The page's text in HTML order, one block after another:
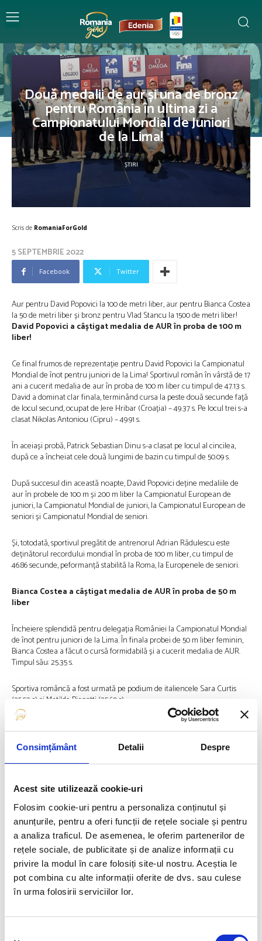
Consimțământ Detalii Despre
Acest site utilizează cookie-uri
Folosim cookie-uri pentru a personaliza conținutul și
anunțurile, pentru a oferi funcții de rețele sociale și pentru
a analiza traficul. De asemenea, le oferim partenerilor de
rețele sociale, de publicitate și de analize informații cu
privire la modul în care folosiți site-ul nostru. Aceștia le
pot combina cu alte informații oferite de dvs. sau culese
în urma folosirii serviciilor lor.
Două medalii de aur și una de bronz
pentru România în ultima zi a
Campionatului Mondial de Juniori
de la Lima!
ȘTIRI
Scris de RomaniaForGold
5 SEPTEMBRIE 2022
Facebook Twitter
Aur pentru David Popovici la 100 de metri liber, aur pentru Bianca Costea
la 50 de metri liber și bronz pentru Vlad Stancu la 1500 de metri liber!
David Popovici a câștigat medalia de AUR în proba de 100 m
liber!
Ce final frumos de reprezentație pentru David Popovici la Campionatul
Mondial de înot pentru juniori de la Lima! Sportivul român în vârstă de 17
ani a cucerit medalia de aur în proba de 100 m liber cu timpul de 47.13 s.
David a dominat clar finala, terminând cursa la peste două secunde față
de locul secund, ocupat de Jere Hribar (Croația) – 49.37 s. Pe locul trei s-a
clasat Nikolas Antoniou (Cipru) – 49.91 s.
În aceiași probă, Patrick Sebastian Dinu s-a clasat pe locul al cincilea,
după ce a încheiat cele două lungimi de bazin cu timpul de 50.09 s.
După succesul din această noapte, David Popovici deține medaliile de
aur în probele de 100 m și 200 m liber la Campionatul European de
juniori, la Campionatul Mondial de juniori, la Campionatul European de
seniori și Campionatul Mondial de seniori.
Și, totodată, sportivul pregătit de antrenorul Adrian Rădulescu este
deținătorul recordului mondial în proba de 100 m liber, cu timpul de
46.86 secunde, peformanță stabilită la Roma, la Europenele de seniori.
Bianca Costea a câștigat medalia de AUR în proba de 50 m
liber
Încheiere splendidă pentru delegația României la Campionatul Mondial
de înot pentru juniori de la Lima. În finala probei de 50 m liber feminin,
Bianca Costea a făcut o cursă formidabilă și a cucerit medalia de AUR.
Timpul său: 25.35 s.
Sportiva româncă a fost urmată pe podium de italiencele Sara Curtis
(25.53 s) și Matilde Biagotti (25.60 s).
Vlad Stancu a cucerit medalia de bronz în proba de 1.500 m
Vlad Stancu ne-a adus din nou bucurie la Lima. În finala probei de 1.500
pregătit de Iulia Becheru a cucerit medalia de bronz. Timpul său din
Este a treia medalie pentru Vlad Stancu la Lima, după argintul de la 400
m liber și bronzul de la 800 m liber.
Felicitări tuturor pentru aceste medalii incredibile!
Sursa: FRNPM
Credit foto: Camelia Potec